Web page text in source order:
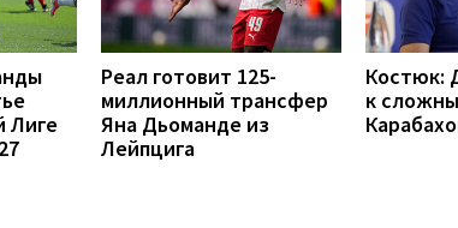
Лиге
Реал готовит 125-
миллионный трансфер
Яна Дьоманде из
Лейпцига
Костюк:
к